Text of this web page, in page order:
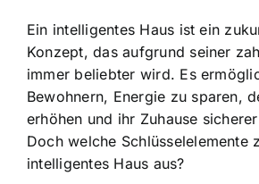
Ein intelligentes Haus ist ein
Konzept, das aufgrund seiner
immer beliebter wird. Es
Bewohnern, Energie zu sparen,
erhöhen und ihr Zuhause
Doch welche Schlüsselelemente
intelligentes Haus aus?